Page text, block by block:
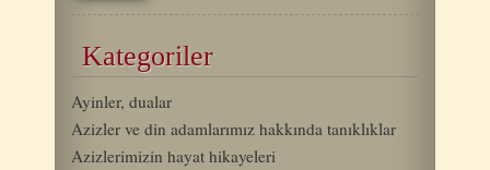
Kategoriler
Ayinler, dualar
Azizler ve din adamlarımız hakkında tanıklıklar
Azizlerimizin hayat hikayeleri